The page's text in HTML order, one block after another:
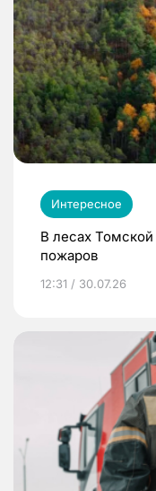
Интересное
В лесах Томской
пожаров
12:31 / 30.07.26